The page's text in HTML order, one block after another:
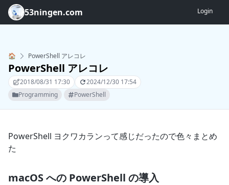
53ningen.com Login
🏠 PowerShell アレコレ
PowerShell アレコレ
2018/08/31 17:30
2024/12/30 17:54
Programming
PowerShell
PowerShell ヨクワカランって感じだったので色々まとめ
た
macOS への PowerShell の導入